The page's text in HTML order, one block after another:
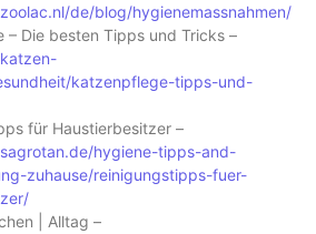
de/blog/hygienemassnahmen/
– Die besten Tipps und Tricks –
katzenpflege-tipps-und-
für Haustierbesitzer –
hygiene-tipps-and-
zuhause/reinigungstipps-fuer-
| Alltag –